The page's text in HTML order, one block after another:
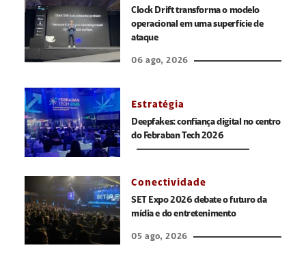
Clock Drift transforma o modelo
operacional em uma superfície de
ataque
06 ago, 2026
Estratégia
Deepfakes: confiança digital no centro
do Febraban Tech 2026
Conectividade
SET Expo 2026 debate o futuro da
mídia e do entretenimento
05 ago, 2026